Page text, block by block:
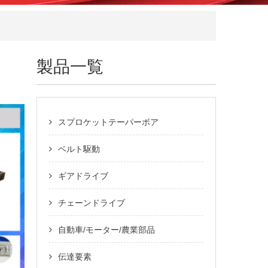
製品一覧
スプロケットテーパーボア
ベルト駆動
ギアドライブ
チェーンドライブ
自動車/モーター/農業部品
伝達要素